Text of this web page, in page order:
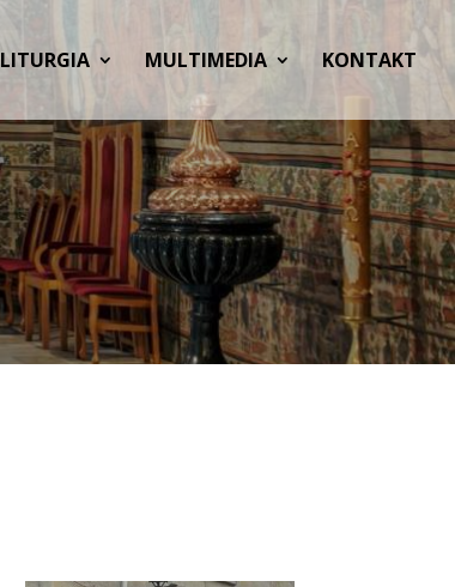
LITURGIA MULTIMEDIA KONTAKT